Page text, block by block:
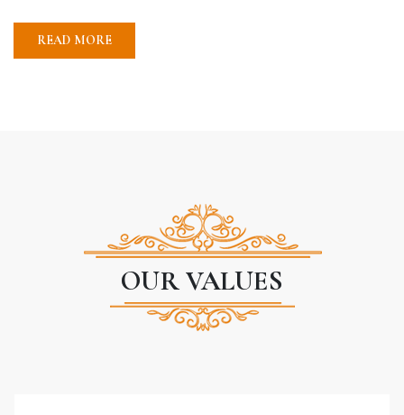
READ MORE
OUR VALUES